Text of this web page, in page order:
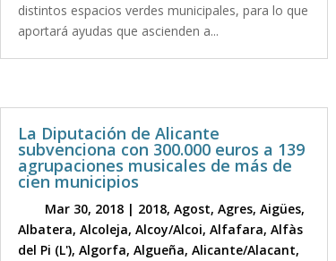
distintos espacios verdes municipales, para lo que
aportará ayudas que ascienden a...
La Diputación de Alicante
subvenciona con 300.000 euros a 139
agrupaciones musicales de más de
cien municipios
Mar 30, 2018| 2018, Agost, Agres, Aigües,
Albatera, Alcoleja, Alcoy/Alcoi, Alfafara, Alfàs
del Pi (L'), Algorfa, Algueña, Alicante/Alacant,